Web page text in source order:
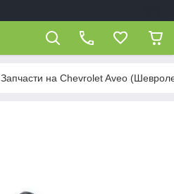
Запчасти на Chevrolet Aveo